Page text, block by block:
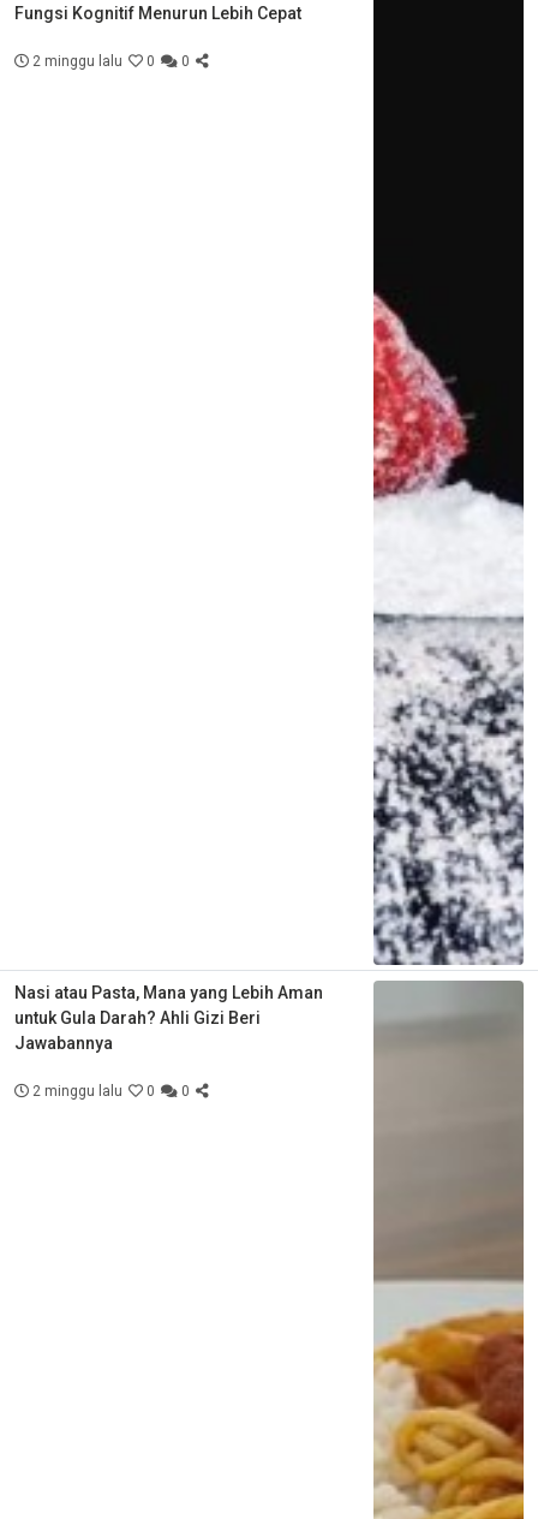
Fungsi Kognitif Menurun Lebih Cepat
2 minggu lalu 0 0
Nasi atau Pasta, Mana yang Lebih Aman
untuk Gula Darah? Ahli Gizi Beri
Jawabannya
2 minggu lalu 0 0